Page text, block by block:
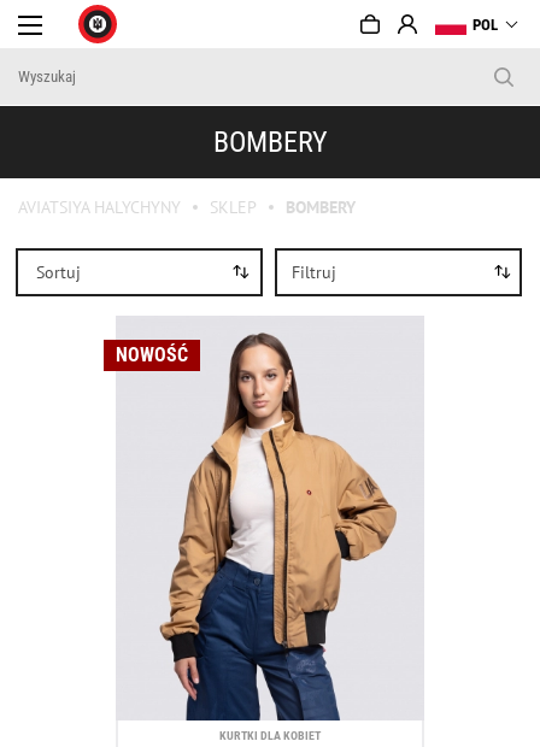
POL
BOMBERY
AVIATSIYA HALYCHYNY SKLEP BOMBERY
Filtruj
Sortuj
NOWOŚĆ
KURTKI DLA KOBIET